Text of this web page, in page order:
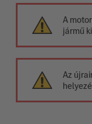
A
jármű
Az